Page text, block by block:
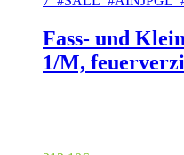
Fass- und
1/M,